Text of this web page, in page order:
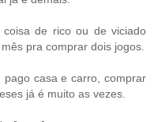
de rico ou de viciado
pra comprar dois jogos.
casa e carro, comprar
já é muito as vezes.